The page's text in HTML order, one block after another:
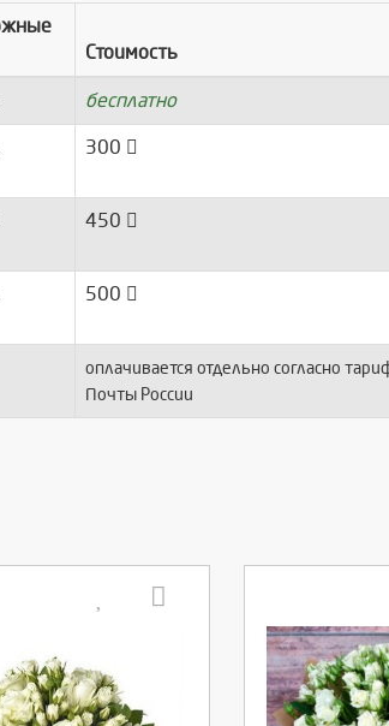
Стоимость
бесплатно
300
450
500
оплачивается отдельно согласно
Почты России